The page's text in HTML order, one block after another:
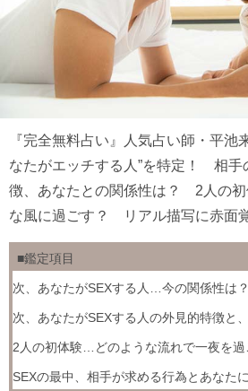
『完全無料占い』人気占い師・平池
なたがエッチする人”を特定！ 相手
徴、あなたとの関係性は？ 2人の初
な風に過ごす？ リアル描写に赤面
■鑑定項目
次、あなたがSEXする人…今の関係性は
次、あなたがSEXする人の外見的特徴と
2人の初体験…どのような流れで一夜を過
SEXの最中、相手が求める行為とあなた